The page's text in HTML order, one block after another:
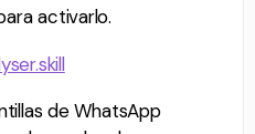
activarlo.
de WhatsApp